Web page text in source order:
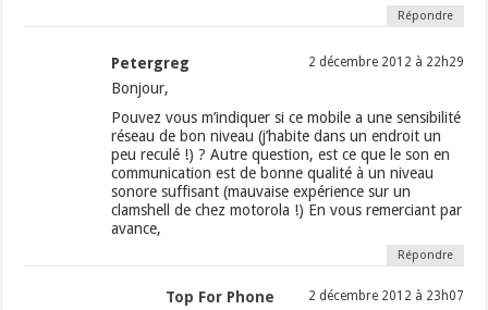
Répondre
Petergreg 2 décembre 2012 à 22h29
Bonjour,
Pouvez vous m’indiquer si ce mobile a une sensibilité
réseau de bon niveau (j’habite dans un endroit un
peu reculé !) ? Autre question, est ce que le son en
communication est de bonne qualité à un niveau
sonore suffisant (mauvaise expérience sur un
clamshell de chez motorola !) En vous remerciant par
avance,
Répondre
Top For Phone 2 décembre 2012 à 23h07